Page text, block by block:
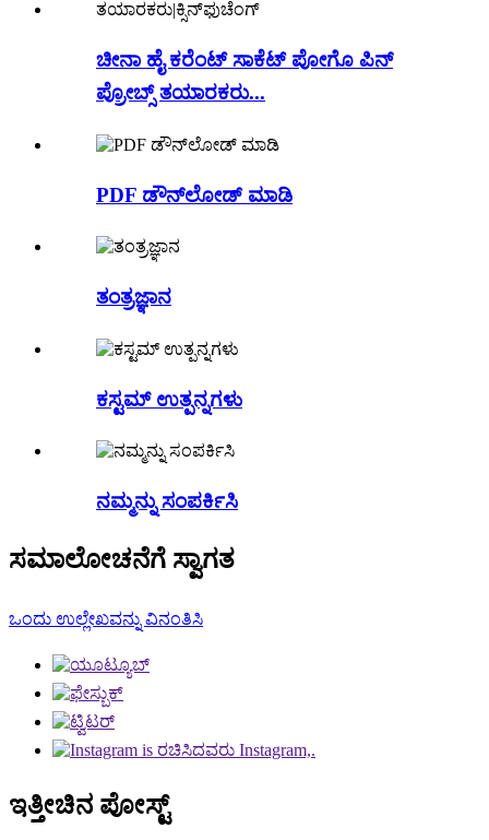
ಚೀನಾ ಹೈ ಕರೆಂಟ್ ಸಾಕೆಟ್ ಪೋಗೊ ಪಿನ್
ಪ್ರೋಬ್ಸ್ ತಯಾರಕರು...
PDF ಡೌನ್‌ಲೋಡ್ ಮಾಡಿ
ತಂತ್ರಜ್ಞಾನ
ಕಸ್ಟಮ್ ಉತ್ಪನ್ನಗಳು
ನಮ್ಮನ್ನು ಸಂಪರ್ಕಿಸಿ
ಸಮಾಲೋಚನೆಗೆ ಸ್ವಾಗತ
ಒಂದು ಉಲ್ಲೇಖವನ್ನು ವಿನಂತಿಸಿ
ಇತ್ತೀಚಿನ ಪೋಸ್ಟ್